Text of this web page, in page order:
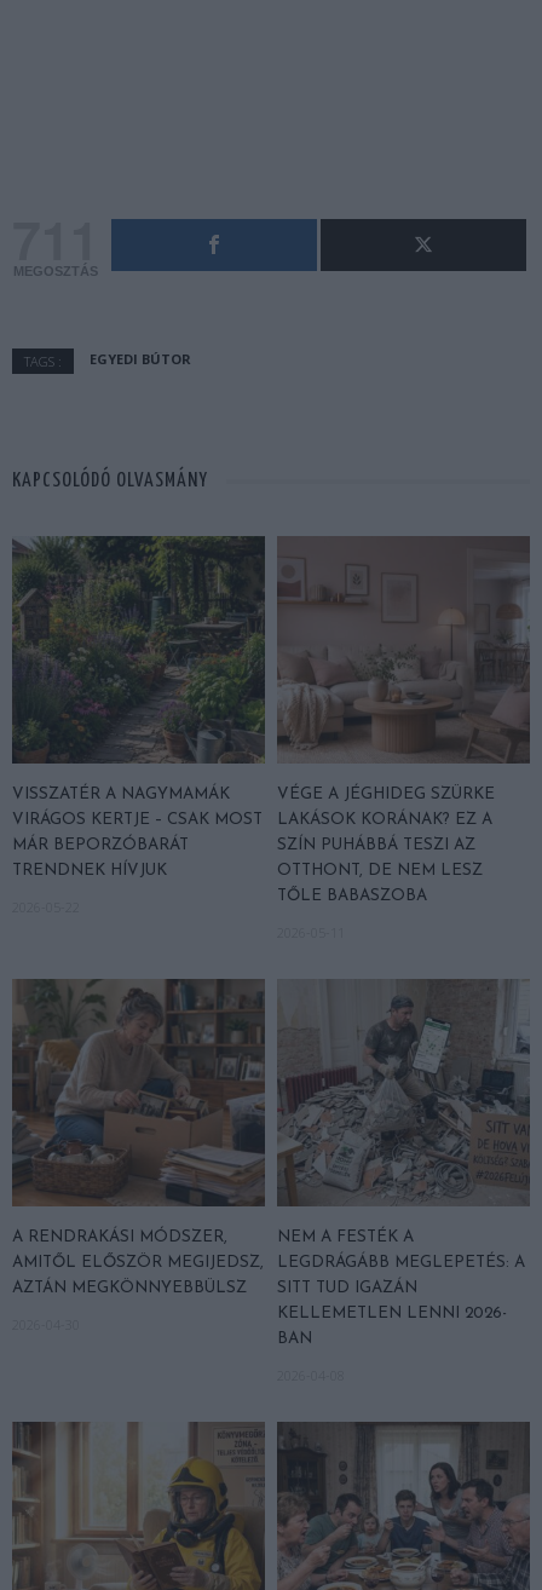
MEGOSZTÁS
TAGS : EGYEDI BÚTOR
KAPCSOLÓDÓ OLVASMÁNY
VISSZATÉR A NAGYMAMÁK
VIRÁGOS KERTJE – CSAK MOST
MÁR BEPORZÓBARÁT
TRENDNEK HÍVJUK
VÉGE A JÉGHIDEG SZÜRKE
LAKÁSOK KORÁNAK? EZ A
SZÍN PUHÁBBÁ TESZI AZ
OTTHONT, DE NEM LESZ
TŐLE BABASZOBA
A RENDRAKÁSI MÓDSZER,
AMITŐL ELŐSZÖR MEGIJEDSZ,
AZTÁN MEGKÖNNYEBBÜLSZ
NEM A FESTÉK A
LEGDRÁGÁBB MEGLEPETÉS: A
SITT TUD IGAZÁN
KELLEMETLEN LENNI 2026-
BAN